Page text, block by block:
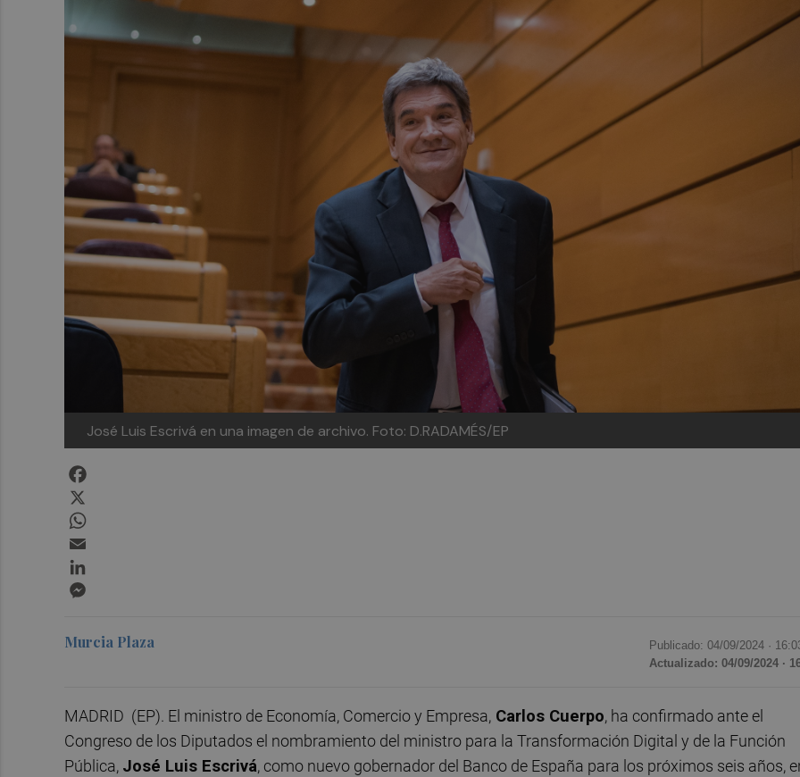
José Luis Escrivá en una imagen de archivo. Foto: D.RADAMÉS/EP
Murcia Plaza Publicado: 04/09/2024 ·
Actualizado: 04/09/2024 ·
MADRID (EP). El ministro de Economía, Comercio y Empresa, Carlos Cuerpo, ha confirmado ante el
Congreso de los Diputados el nombramiento del ministro para la Transformación Digital y de la Función
Pública, José Luis Escrivá, como nuevo gobernador del Banco de España para los próximos seis años,